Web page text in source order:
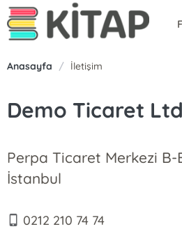
Anasayfa / İletişim
Demo Ticaret
Perpa Ticaret Merkezi B-
İstanbul
0212 210 74 74